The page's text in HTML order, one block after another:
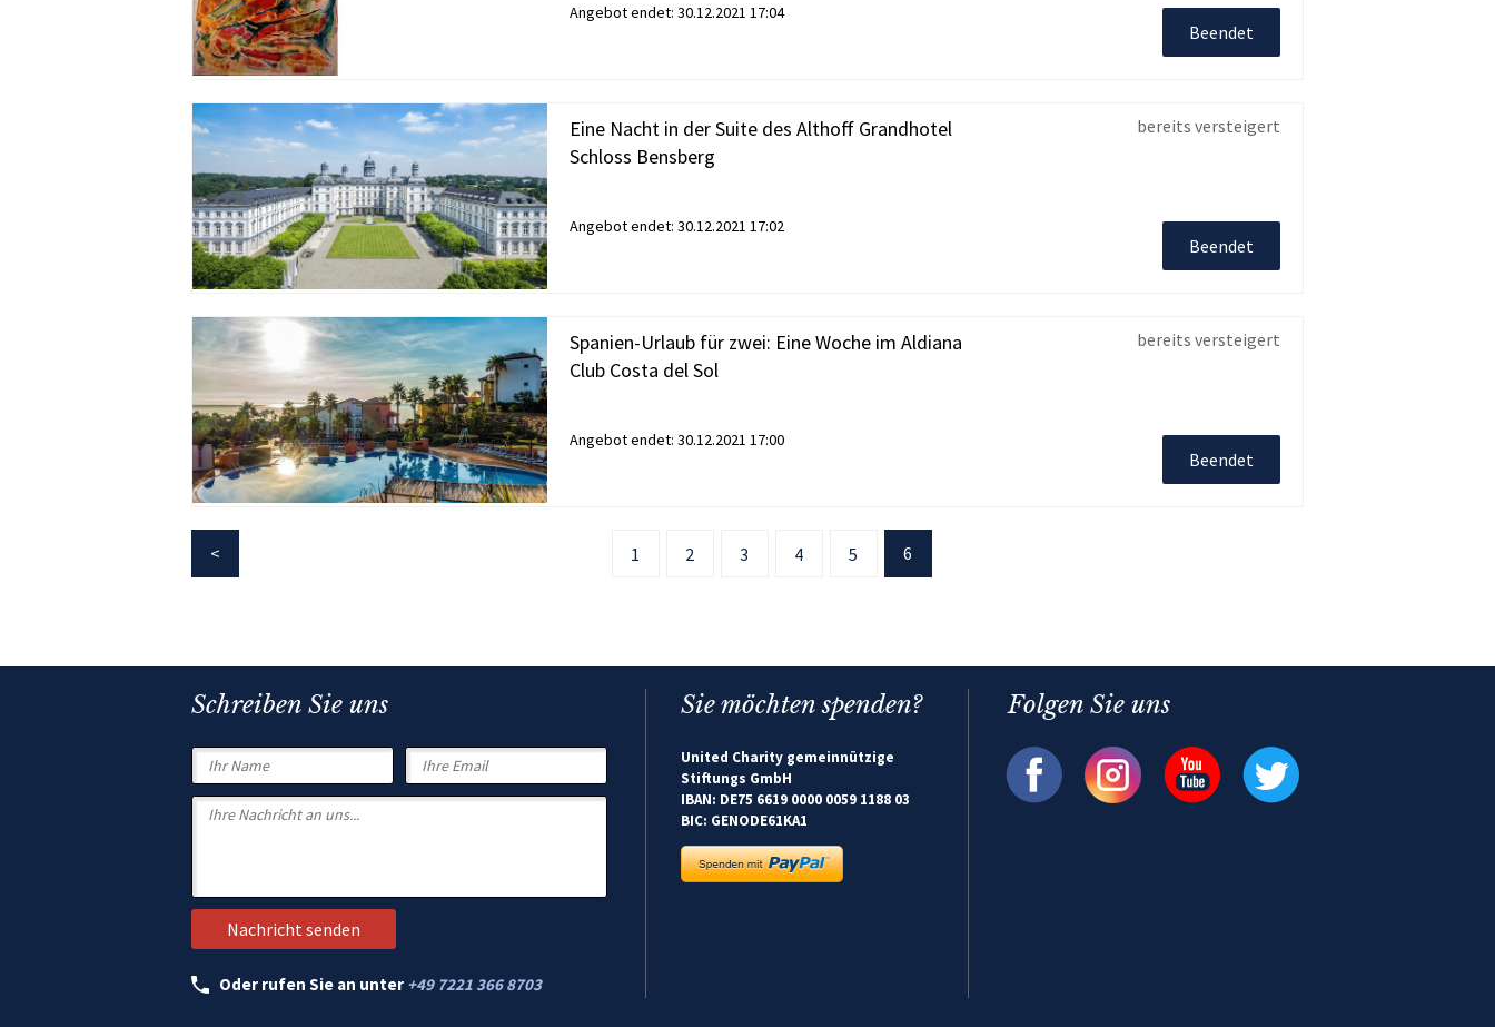
Angebot endet: 30.12.2021 17:04
Beendet
Eine Nacht in der Suite des Althoff Grandhotel
Schloss Bensberg
bereits versteigert
Angebot endet: 30.12.2021 17:02
Beendet
Spanien-Urlaub für zwei: Eine Woche im Aldiana
Club Costa del Sol
bereits versteigert
Angebot endet: 30.12.2021 17:00
Beendet
1 2 3 4 5 6
Schreiben Sie uns
Oder rufen Sie an unter +49 7221 366 8703
Sie möchten spenden?
United Charity gemeinnützige
Stiftungs GmbH
IBAN: DE75 6619 0000 0059 1188 03
BIC: GENODE61KA1
Folgen Sie uns